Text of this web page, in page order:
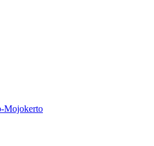
Mojokerto